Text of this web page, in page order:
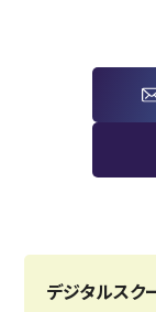
デジタルスク